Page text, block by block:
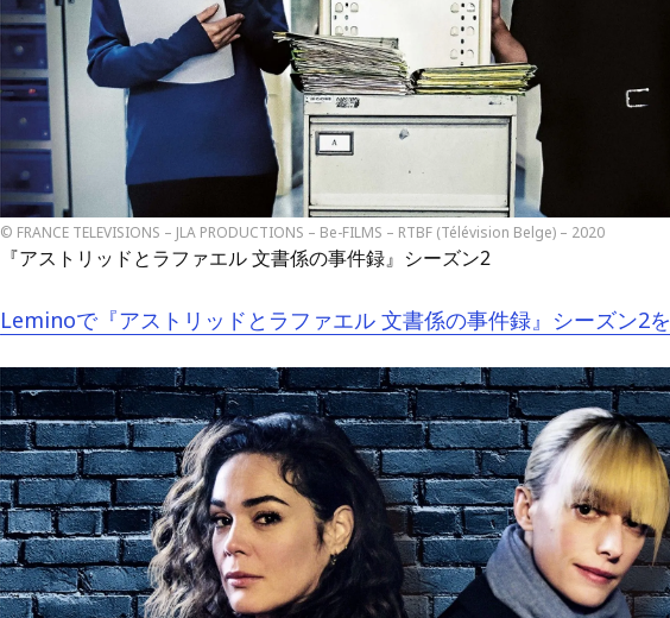
© FRANCE TELEVISIONS – JLA PRODUCTIONS – Be-FILMS – RTBF (Télévision Belge) – 2020
『アストリッドとラファエル 文書係の事件録』シーズン2
Leminoで『アストリッドとラファエル 文書係の事件録』シーズン2